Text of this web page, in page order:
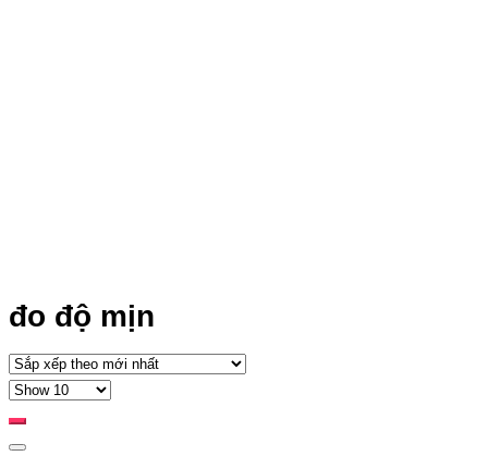
đo độ mịn